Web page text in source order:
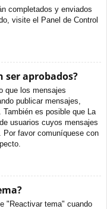
completados y enviados
visite el Panel de Control
ser aprobados?
que los mensajes
publicar mensajes,
es posible que La
usuarios cuyos mensajes
Por favor comuníquese con
"Reactivar tema" cuando